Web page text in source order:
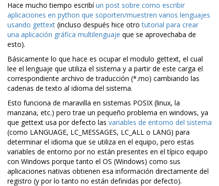
Hace mucho tiempo escribíun post sobre como escribir
aplicaciones en python que soporten/muestren varios lenguajes
usando gettext (incluso después hice otrotutorial para crear
una aplicación gráfica multilenguaje que se aprovechaba de
esto).
Básicamente lo que hace es ocupar el modulo gettext, el cual
lee el lenguaje que utiliza el sistema y a partir de este carga el
correspondiente archivo de traducción (*.mo) cambiando las
cadenas de texto al idioma del sistema.
Esto funciona de maravilla en sistemas POSIX (linux, la
manzana, etc.) pero trae un pequeño problema en windows, ya
que gettext usa por defecto las variables de entorno del sistema
(como LANGUAGE, LC_MESSAGES, LC_ALL o LANG) para
determinar el idioma que se utiliza en el equipo, pero estas
variables de entorno por no están presentes en el típico equipo
con Windows porque tanto el OS (Windows) como sus
aplicaciones nativas obtienen esa información directamente del
registro (y por lo tanto no están definidas por defecto).